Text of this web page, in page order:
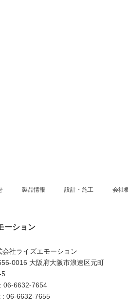
製品情報 設計・施工 会社
ーション
会社ライズエモーション
0016 大阪府大阪市浪速区元町
5
06-6632-7654
: 06-6632-7655